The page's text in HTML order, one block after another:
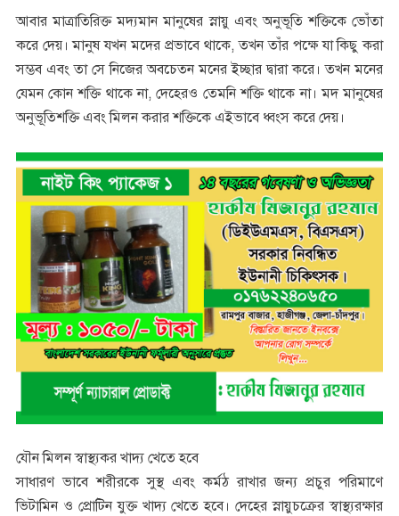
আবার মাত্রাতিরিক্ত মদ্যমান মানুষের স্নায়ু এবং অনুভূতি শক্তিকে ভোঁতা
করে দেয়। মানুষ যখন মদের প্রভাবে থাকে, তখন তাঁর পক্ষে যা কিছু করা
সম্ভব এবং তা সে নিজের অবচেতন মনের ইচ্ছার দ্বারা করে। তখন মনের
যেমন কোন শক্তি থাকে না, দেহেরও তেমনি শক্তি থাকে না। মদ মানুষের
অনুভূতিশক্তি এবং মিলন করার শক্তিকে এইভাবে ধ্বংস করে দেয়।
যৌন মিলন স্বাস্থ্যকর খাদ্য খেতে হবে
সাধারণ ভাবে শরীরকে সুস্থ এবং কর্মঠ রাখার জন্য প্রচুর পরিমাণে
ভিটামিন ও প্রোটিন যুক্ত খাদ্য খেতে হবে। দেহের স্নায়ুচক্রের স্বাস্থ্যরক্ষার